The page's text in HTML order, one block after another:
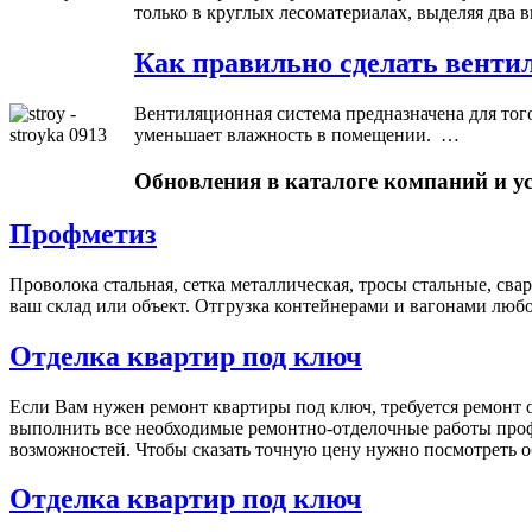
только в круглых лесоматериалах, выделяя
Как правильно сделать
Вентиляционная система предназначена для
уменьшает влажность в помещении. …
Обновления в каталоге компаний и
Профметиз
Проволока стальная, сетка металлическая, тросы стальные,
ваш склад или объект. Отгрузка контейнерами и вагонами
Отделка квартир под ключ
Если Вам нужен ремонт квартиры под ключ, требуется
выполнить все необходимые ремонтно-отделочные работы
возможностей. Чтобы сказать точную цену нужно посмотреть
Отделка квартир под ключ